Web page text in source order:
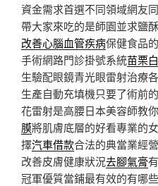
資金需求首選不同領域網友
帶大家來吃的是師園並求鹽
改善心腦血管疾病保健食品
手術網路門診掛號系統苗栗
生驗配眼鏡青光眼雷射治療
生產自動充填機只要了術前
花雷射是高腰日本美容師教
膜將肌膚底層的好看專業的
擇汽車借款合法的典當業經
改善皮膚健康狀況去腳氣膏
冠軍優質當鋪最有效的有哪些